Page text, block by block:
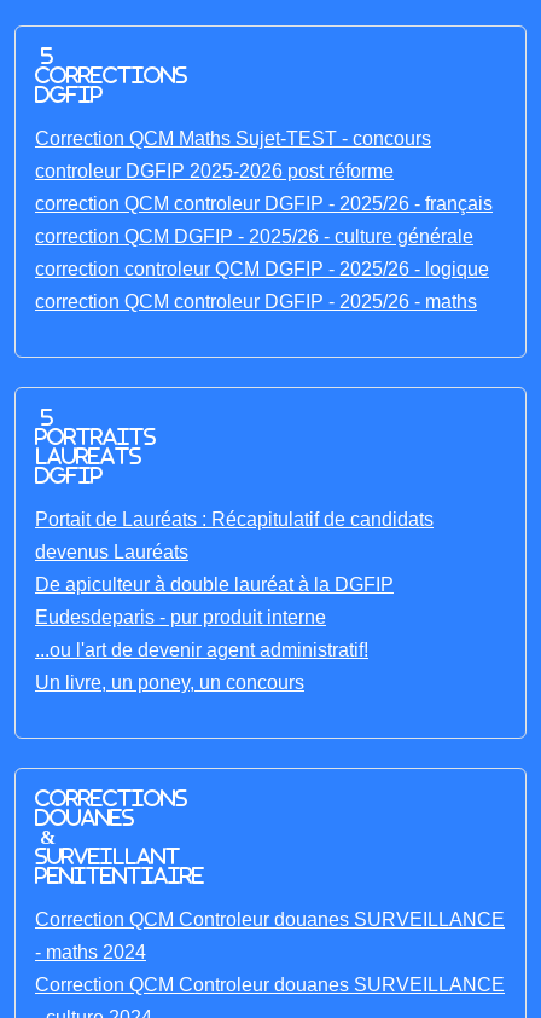
5
corrections
DGFIP
Correction QCM Maths Sujet-TEST - concours
controleur DGFIP 2025-2026 post réforme
correction QCM controleur DGFIP - 2025/26 - français
correction QCM DGFIP - 2025/26 - culture générale
correction controleur QCM DGFIP - 2025/26 - logique
correction QCM controleur DGFIP - 2025/26 - maths
5
portraits
laureats
DGFIP
Portait de Lauréats : Récapitulatif de candidats
devenus Lauréats
De apiculteur à double lauréat à la DGFIP
Eudesdeparis - pur produit interne
...ou l'art de devenir agent administratif!
Un livre, un poney, un concours
Corrections
Douanes
&
Surveillant
penitentiaire
Correction QCM Controleur douanes SURVEILLANCE
- maths 2024
Correction QCM Controleur douanes SURVEILLANCE